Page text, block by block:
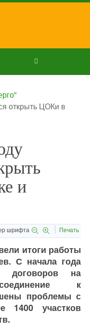
открыть ЦОКи в
и
шрифта Печать
итоги работы
С начала года
договоров на
к
проблемы с
1400 участков